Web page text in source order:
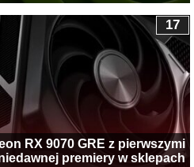
RX 9070 GRE z pierwszymi
premiery w sklepach
17